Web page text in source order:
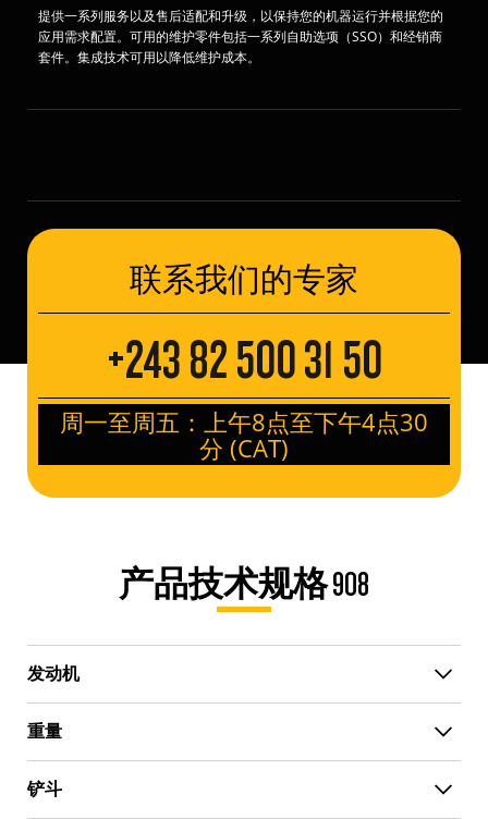
提供一系列服务以及售后适配和升级，以保持您的机器运行并根据您的
应用需求配置。可用的维护零件包括一系列自助选项（SSO）和经销商
套件。集成技术可用以降低维护成本。
联系我们的专家
+243 82 500 31 50
周一至周五：上午8点至下午4点30
分 (CAT)
产品技术规格 908
发动机
重量
铲斗